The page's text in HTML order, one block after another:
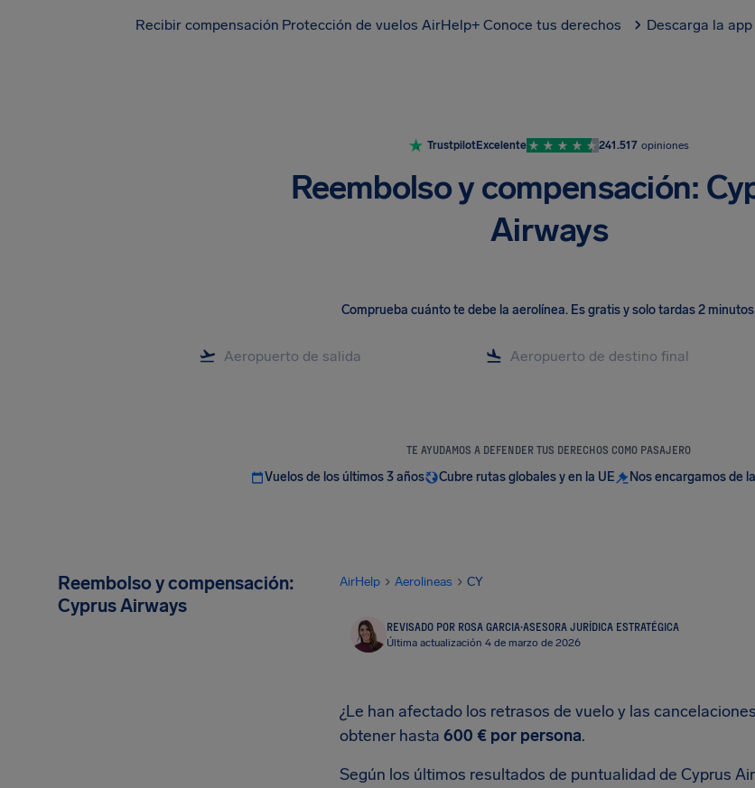
Recibir compensación Protección de vuelos AirHelp+ Conoce tus derechos Descarga la
TrustpilotExcelente 241.517 opiniones
Reembolso y compensación:
Airways
Comprueba cuánto te debe la aerolínea. Es gratis y solo tardas 2
TE AYUDAMOS A DEFENDER TUS DERECHOS COMO PASAJERO
Vuelos de los últimos 3 años Cubre rutas globales y en la UE Nos encargamos de
Reembolso y compensación:
Cyprus Airways
AirHelp Aerolineas CY
REVISADO POR ROSA GARCIA·ASESORA JURÍDICA ESTRATÉGICA
Última actualización 4 de marzo de 2026
¿Le han afectado los retrasos de vuelo y las
obtener hasta 600 € por persona.
Según los últimos resultados de puntualidad de Cyprus